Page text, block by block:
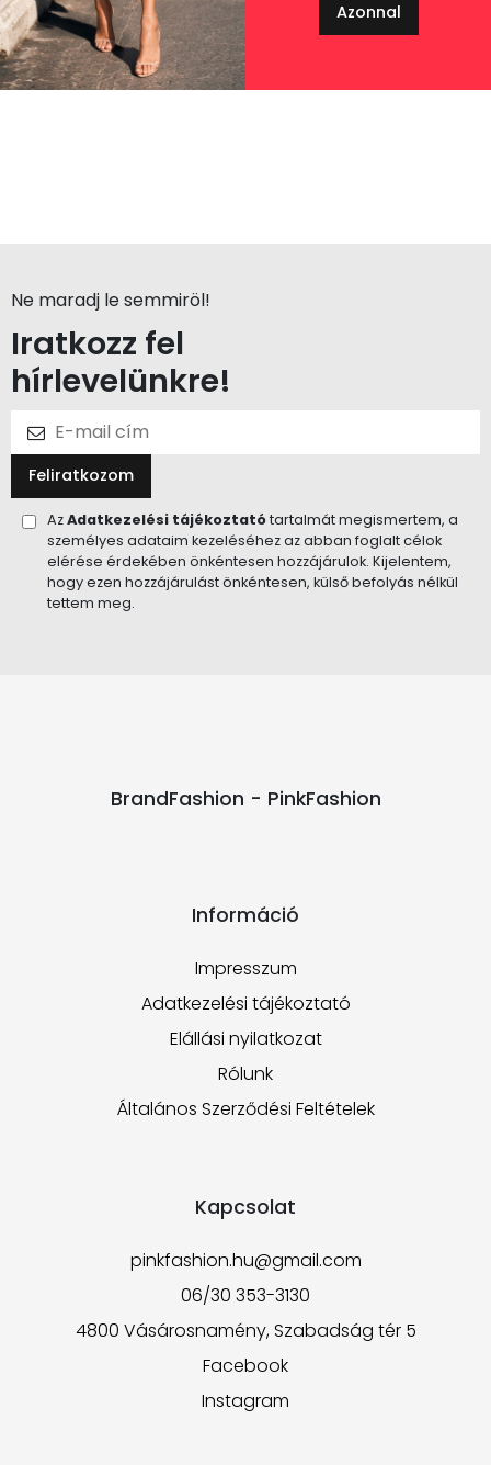
Azonnal
Ne maradj le semmiröl!
Iratkozz fel
hírlevelünkre!
Feliratkozom
AzAdatkezelési tájékoztatótartalmát megismertem, a
személyes adataim kezeléséhez az abban foglalt célok
elérése érdekében önkéntesen hozzájárulok. Kijelentem,
hogy ezen hozzájárulást önkéntesen, külső befolyás nélkül
tettem meg.
BrandFashion - PinkFashion
Információ
Impresszum
Adatkezelési tájékoztató
Elállási nyilatkozat
Rólunk
Általános Szerződési Feltételek
Kapcsolat
pinkfashion.hu@gmail.com
06/30 353-3130
4800 Vásárosnamény, Szabadság tér 5
Facebook
Instagram